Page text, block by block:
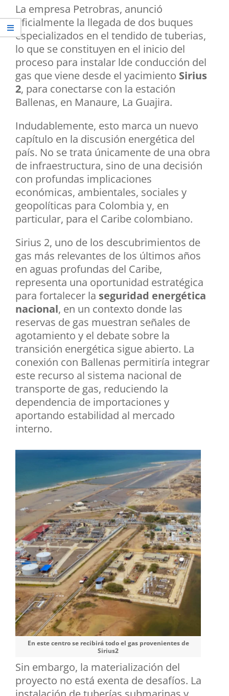
La empresa Petrobras, anunció
oficialmente la llegada de dos buques
especializados en el tendido de tuberias,
lo que se constituyen en el inicio del
proceso para instalar lde conducción del
gas que viene desde el yacimiento Sirius
2, para conectarse con la estación
Ballenas, en Manaure, La Guajira.
Indudablemente, esto marca un nuevo
capítulo en la discusión energética del
país. No se trata únicamente de una obra
de infraestructura, sino de una decisión
con profundas implicaciones
económicas, ambientales, sociales y
geopolíticas para Colombia y, en
particular, para el Caribe colombiano.
Sirius 2, uno de los descubrimientos de
gas más relevantes de los últimos años
en aguas profundas del Caribe,
representa una oportunidad estratégica
para fortalecer la seguridad energética
nacional, en un contexto donde las
reservas de gas muestran señales de
agotamiento y el debate sobre la
transición energética sigue abierto. La
conexión con Ballenas permitiría integrar
este recurso al sistema nacional de
transporte de gas, reduciendo la
dependencia de importaciones y
aportando estabilidad al mercado
interno.
En este centro se recibirá todo el gas provenientes de
Sirius2
Sin embargo, la materialización del
proyecto no está exenta de desafíos. La